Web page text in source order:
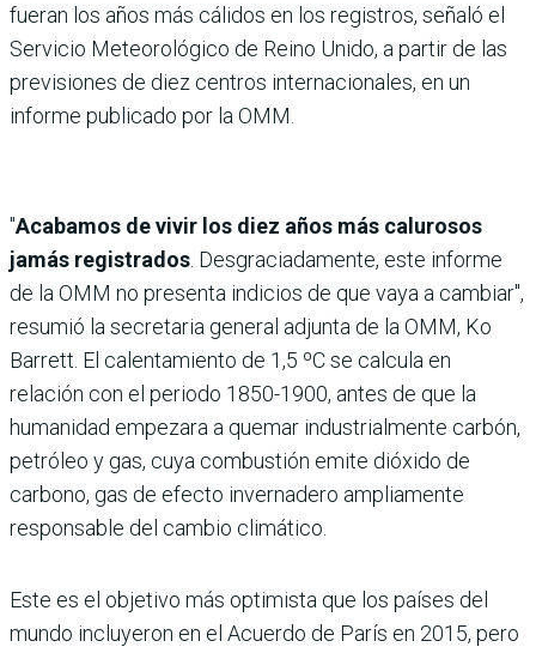
fueran los años más cálidos en los registros, señaló el
Servicio Meteorológico de Reino Unido, a partir de las
previsiones de diez centros internacionales, en un
informe publicado por la OMM.
"Acabamos de vivir los diez años más calurosos
jamás registrados . Desgraciadamente, este informe
de la OMM no presenta indicios de que vaya a cambiar",
resumió la secretaria general adjunta de la OMM, Ko
Barrett. El calentamiento de 1,5 ºC se calcula en
relación con el periodo 1850-1900, antes de que la
humanidad empezara a quemar industrialmente carbón,
petróleo y gas, cuya combustión emite dióxido de
carbono, gas de efecto invernadero ampliamente
responsable del cambio climático.
Este es el objetivo más optimista que los países del
mundo incluyeron en el Acuerdo de París en 2015, pero